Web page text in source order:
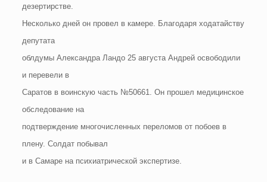
дезертирстве.
Несколько дней он провел в камере. Благодаря ходатайству
депутата
облдумы Александра Ландо 25 августа Андрей освободили
и перевели в
Саратов в воинскую часть №50661. Он прошел медицинское
обследование на
подтверждение многочисленных переломов от побоев в
плену. Солдат побывал
и в Самаре на психиатрической экспертизе.